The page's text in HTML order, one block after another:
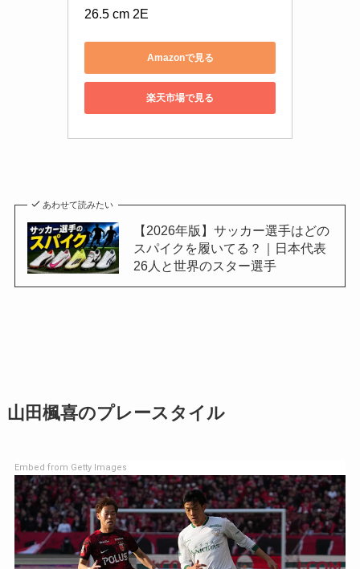
26.5 cm 2E
Amazonで見る
楽天市場で見る
あわせて読みたい
【2026年版】サッカー選手はどの
スパイクを履いてる？｜日本代表
26人と世界のスター選手
山田楓喜のプレースタイル
Embed from Getty Images